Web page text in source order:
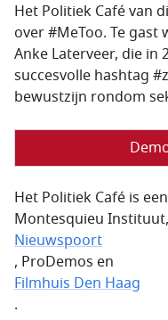
Het Politiek Café van
over #MeToo. Te
Anke Laterveer, die in
succesvolle hashtag
bewustzijn rondom
Het Politiek Café is
Montesquieu Instituut,
Nieuwspoort
, ProDemos en
Filmhuis Den Haag
.